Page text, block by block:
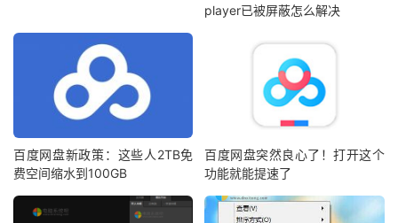
player已被屏蔽怎么解决
百度网盘新政策：这些人2TB免
费空间缩水到100GB
百度网盘突然良心了！打开这个
功能就能提速了